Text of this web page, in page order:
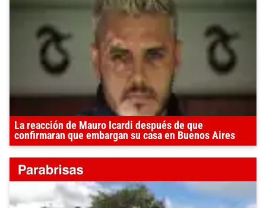
La reacción de Mauro Icardi después de que
confirmaran que embargan su casa en Buenos Aires